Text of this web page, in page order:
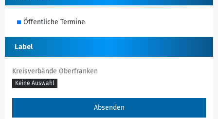
Öffentliche Termine
Label
Kreisverbände Oberfranken
Keine Auswahl